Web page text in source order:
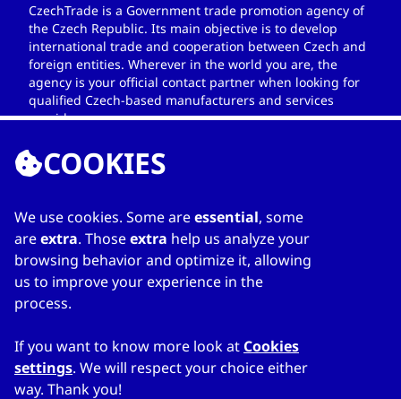
CzechTrade is a Government trade promotion agency of
the Czech Republic. Its main objective is to develop
international trade and cooperation between Czech and
foreign entities. Wherever in the world you are, the
agency is your official contact partner when looking for
qualified Czech-based manufacturers and services
providers.
ENLACES
Home
Sobre el directorio
Mi directorio
COOKIES
We use cookies. Some areessential, some
areextra. Thoseextra help us analyze your
browsing behavior and optimize it, allowing
us to improve your experience in the
process.
If you want to know more look at Cookies
settings. We will respect your choice either
way. Thank you!